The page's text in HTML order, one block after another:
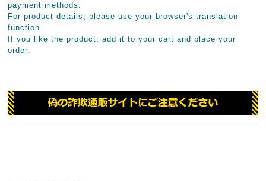
payment methods.
For product details, please use your browser's translation
function.
If you like the product, add it to your cart and place your
order.